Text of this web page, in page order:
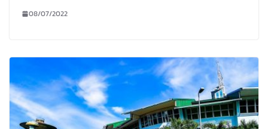
08/07/2022